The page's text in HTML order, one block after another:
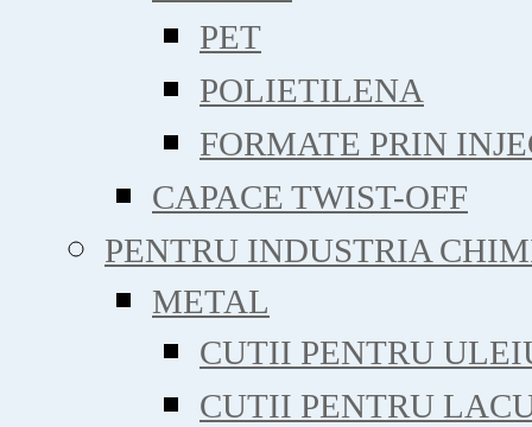
PET
POLIETILENA
FORMATE PRIN
CAPACE TWIST-OFF
PENTRU INDUSTRIA
METAL
CUTII PENTRU
CUTII PENTRU